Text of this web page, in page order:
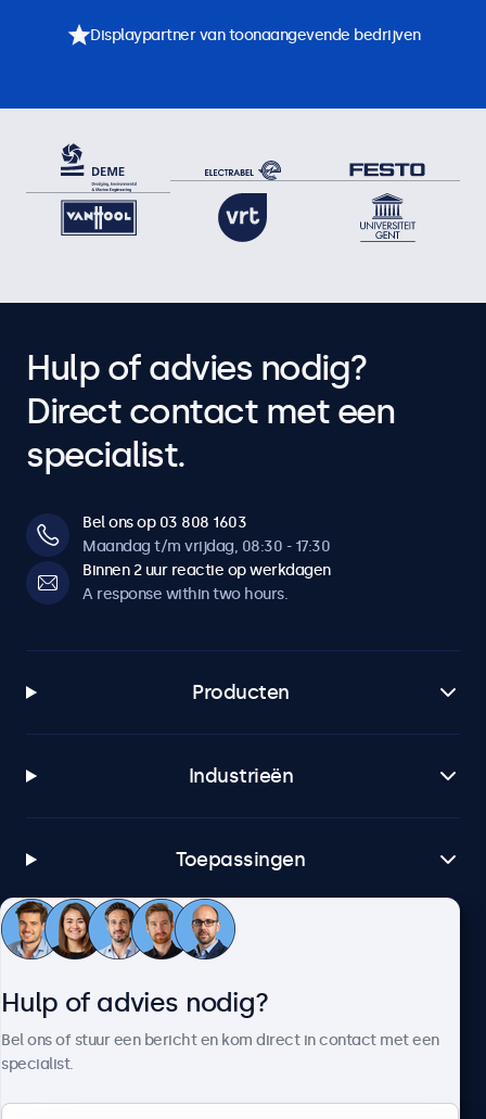
Displaypartner van toonaangevende bedrijven
Hulp of advies nodig?
Direct contact met een
specialist.
Bel ons op 03 808 1603
Maandag t/m vrijdag, 08:30 - 17:30
Binnen 2 uur reactie op werkdagen
A response within two hours.
Producten
Industrieën
Toepassingen
Klantenservice
Hulp of advies nodig?
Bel ons of stuur een bericht en kom direct in contact met een
specialist.